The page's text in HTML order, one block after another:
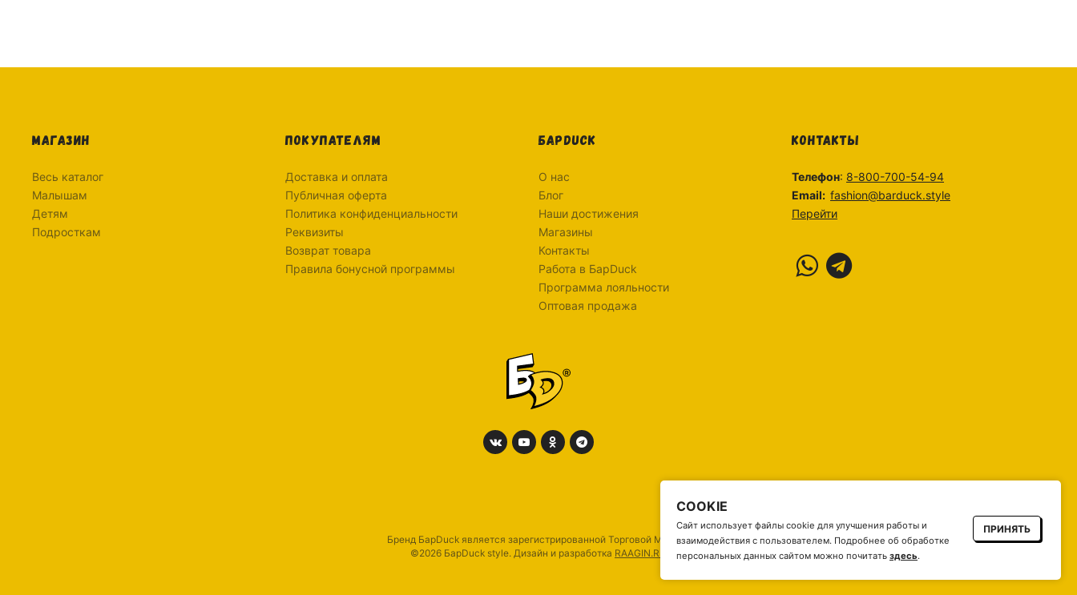
COOKIE
Сайт использует файлы cookie для улучшения работы и
взаимодействия с пользователем. Подробнее об обработке
персональных данных сайтом можно почитать здесь.
ПРИНЯТЬ
МАГАЗИН
Весь каталог
Малышам
Детям
Подросткам
ПОКУПАТЕЛЯМ
Доставка и оплата
Публичная оферта
Политика конфиденциальности
Реквизиты
Возврат товара
Правила бонусной программы
БАРDUCK
О нас
Блог
Наши достижения
Магазины
Контакты
Работа в БарDuck
Программа лояльности
Оптовая продажа
КОНТАКТЫ
Телефон: 8-800-700-54-94
Email: fashion@barduck.style
Перейти
Бренд БарDuck является зарегистрированной Торговой Маркой
©2026 БарDuck style. Дизайн и разработка RAAGIN.RU